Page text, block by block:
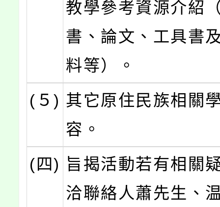
教學參考資源介紹
書、論文、工具書
料等）。
(５) 其它原住民族相關
容。
(四) 旨揭活動若有相關
洽聯絡人蕭先生、